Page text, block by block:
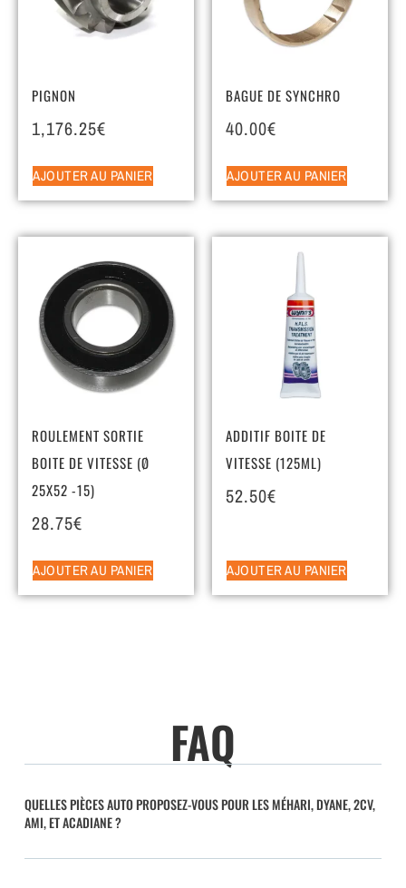
PIGNON
1,176.25€
AJOUTER AU PANIER
BAGUE DE SYNCHRO
40.00€
AJOUTER AU PANIER
ROULEMENT SORTIE
BOITE DE VITESSE (Ø
25X52 -15)
28.75€
AJOUTER AU PANIER
ADDITIF BOITE DE
VITESSE (125ML)
52.50€
AJOUTER AU PANIER
FAQ
QUELLES PIÈCES AUTO PROPOSEZ-VOUS POUR LES MÉHARI, DYANE, 2CV,
AMI, ET ACADIANE ?